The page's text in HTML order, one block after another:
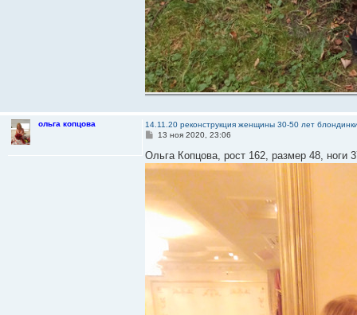
ольга копцова
14.11.20 реконструкция женщины 30-50 лет
С
о
б
щ
е
и
е
13 ноя 2020, 23:06
Ольга Копцова, рост 162, размер 48,